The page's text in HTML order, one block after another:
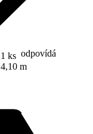
1 ks odpovídá
4,10 m